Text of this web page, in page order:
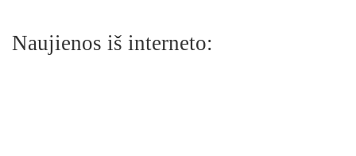
Naujienos iš interneto: